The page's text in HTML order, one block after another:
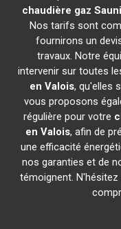
chaudière gaz
Nos tarifs sont
fournirons un
travaux. Notre
intervenir sur toutes
en Valois, qu'elles
vous proposons
régulière pour votre
en Valois, afin de
une efficacité
nos garanties et de
témoignent.